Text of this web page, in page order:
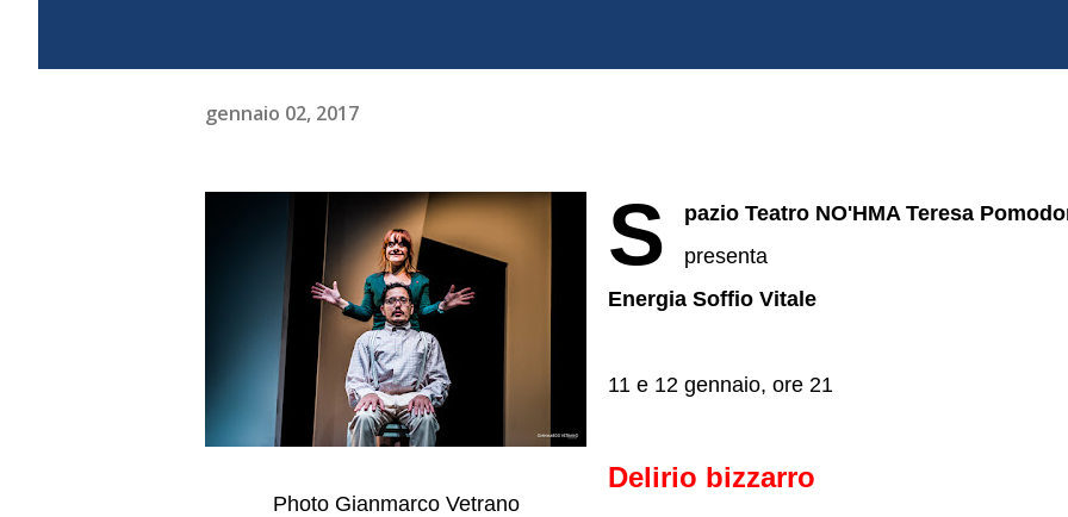
gennaio 02, 2017
Photo Gianmarco Vetrano
S
pazio Teatro NO'HMA Teresa
presenta
Energia Soffio Vitale
11 e 12 gennaio, ore 21
Delirio bizzarro